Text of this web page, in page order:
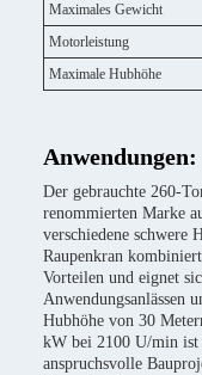
Maximales Gewicht
Motorleistung
Maximale Hubhöhe
Anwendungen:
Der gebrauchte 260-
renommierten Marke
verschiedene schwere
Raupenkran
Vorteilen und eignet
Anwendungsanlässen
Hubhöhe von 30
kW bei 2100 U/min ist
anspruchsvolle